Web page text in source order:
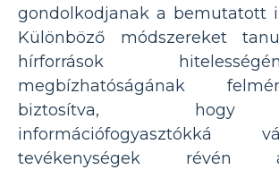
gondolkodjanak a bemutatott
Különböző módszereket
hírforrások
megbízhatóságának
biztosítva, hogy
információfogyasztókká
tevékenységek